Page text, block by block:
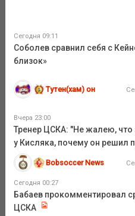
Сегодня 09:11
Соболев сравнил себя с
близок»
Тутен(хам) он
Вчера 23:00
Тренер ЦСКА: "Не жалею,
у Кисляка, почему он решил
Bobsoccer News
Сегодня 00:27
Бабаев прокомментировал
ЦСКА